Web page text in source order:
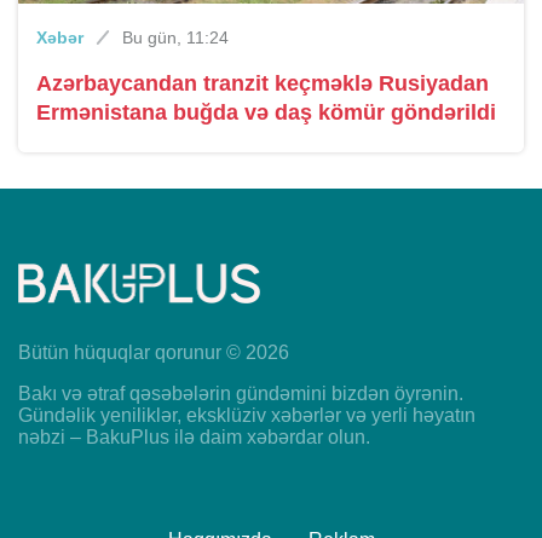
Xəbər Bu gün, 11:24
Azərbaycandan tranzit keçməklə Rusiyadan
Ermənistana buğda və daş kömür göndərildi
Bütün hüquqlar qorunur © 2026
Bakı və ətraf qəsəbələrin gündəmini bizdən öyrənin.
Gündəlik yeniliklər, eksklüziv xəbərlər və yerli həyatın
nəbzi – BakuPlus ilə daim xəbərdar olun.